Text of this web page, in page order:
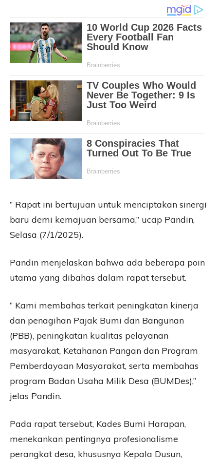
” Rapat ini bertujuan untuk menciptakan sinergi
baru demi kemajuan bersama,” ucap Pandin,
Selasa (7/1/2025).
Pandin menjelaskan bahwa ada beberapa poin
utama yang dibahas dalam rapat tersebut.
” Kami membahas terkait peningkatan kinerja
dan penagihan Pajak Bumi dan Bangunan
(PBB), peningkatan kualitas pelayanan
masyarakat, Ketahanan Pangan dan Program
Pemberdayaan Masyarakat, serta membahas
program Badan Usaha Milik Desa (BUMDes),”
jelas Pandin.
Pada rapat tersebut, Kades Bumi Harapan,
menekankan pentingnya profesionalisme
perangkat desa, khususnya Kepala Dusun,